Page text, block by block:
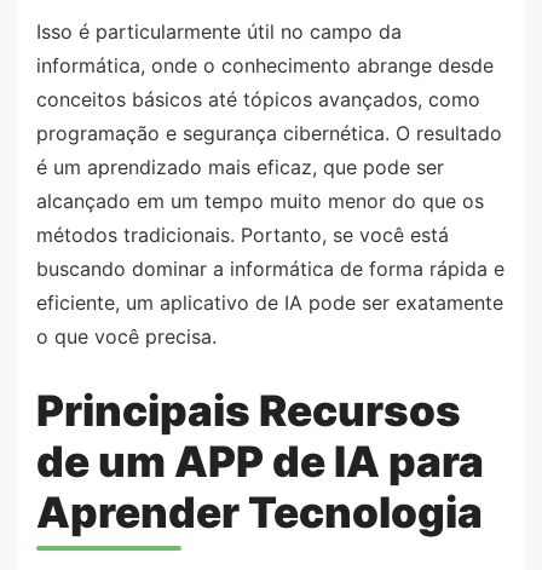
Isso é particularmente útil no campo da
informática, onde o conhecimento abrange desde
conceitos básicos até tópicos avançados, como
programação e segurança cibernética. O resultado
é um aprendizado mais eficaz, que pode ser
alcançado em um tempo muito menor do que os
métodos tradicionais. Portanto, se você está
buscando dominar a informática de forma rápida e
eficiente, um aplicativo de IA pode ser exatamente
o que você precisa.
Principais Recursos
de um APP de IA para
Aprender Tecnologia